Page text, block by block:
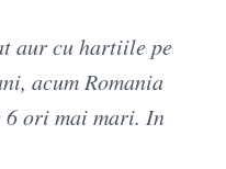
aur cu hartiile pe
acum Romania
6 ori mai mari. In